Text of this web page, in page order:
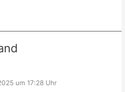
um 17:28 Uhr